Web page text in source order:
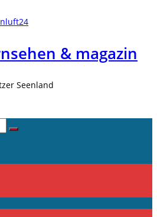
& magazin
Seenland